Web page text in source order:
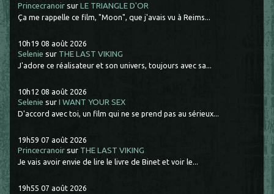
Princecranoir surLE TRIANGLE D'OR
Ça me rappelle ce film, "Moon", que j'avais vu à Reims...
10h19 08 août 2026
Selenie sur THE LAST VIKING
J'adore ce réalisateur et son univers, toujours avec sa...
10h12 08 août 2026
Selenie surI WANT YOUR SEX
D'accord avec toi, un film qui ne se prend pas au sérieux...
19h59 07 août 2026
Princecranoir sur THE LAST VIKING
Je vais avoir envie de lire le livre de Binet et voir le...
19h55 07 août 2026